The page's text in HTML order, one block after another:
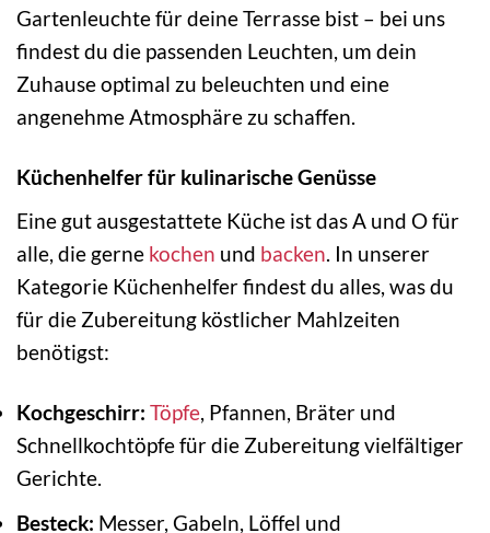
Gartenleuchte für deine Terrasse bist – bei uns
findest du die passenden Leuchten, um dein
Zuhause optimal zu beleuchten und eine
angenehme Atmosphäre zu schaffen.
Küchenhelfer für kulinarische Genüsse
Eine gut ausgestattete Küche ist das A und O für
alle, die gerne kochen und backen . In unserer
Kategorie Küchenhelfer findest du alles, was du
für die Zubereitung köstlicher Mahlzeiten
benötigst:
Kochgeschirr: Töpfe , Pfannen, Bräter und
Schnellkochtöpfe für die Zubereitung vielfältiger
Gerichte.
Besteck: Messer, Gabeln, Löffel und